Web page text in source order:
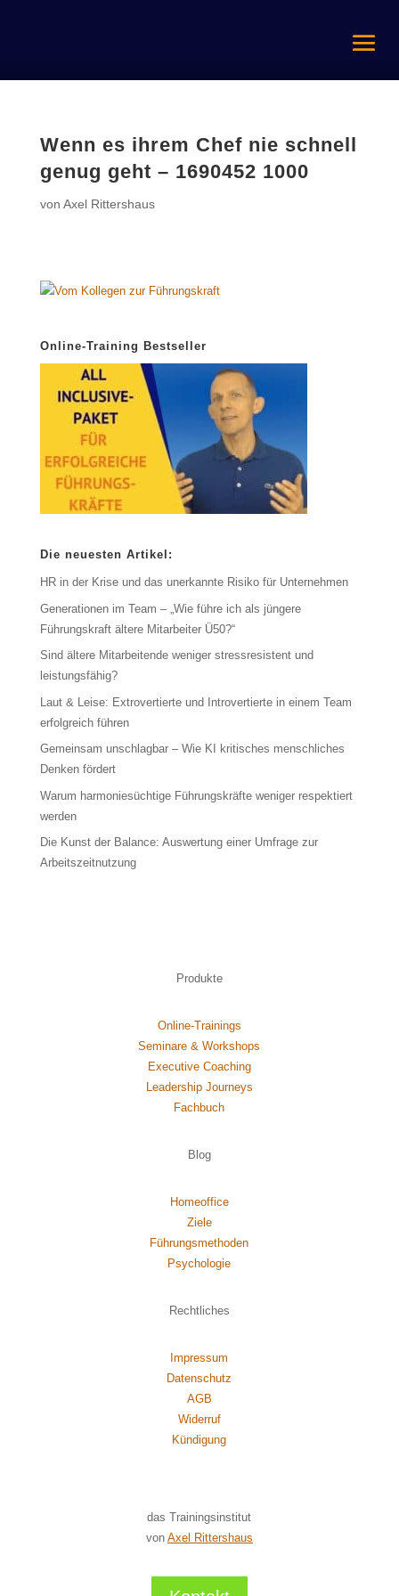
Wenn es ihrem Chef nie schnell
genug geht – 1690452 1000
von Axel Rittershaus
Online-Training Bestseller
Die neuesten Artikel:
HR in der Krise und das unerkannte Risiko für Unternehmen
Generationen im Team – „Wie führe ich als jüngere
Führungskraft ältere Mitarbeiter Ü50?“
Sind ältere Mitarbeitende weniger stressresistent und
leistungsfähig?
Laut & Leise: Extrovertierte und Introvertierte in einem Team
erfolgreich führen
Gemeinsam unschlagbar – Wie KI kritisches menschliches
Denken fördert
Warum harmoniesüchtige Führungskräfte weniger respektiert
werden
Die Kunst der Balance: Auswertung einer Umfrage zur
Arbeitszeitnutzung
Produkte
Online-Trainings
Seminare & Workshops
Executive Coaching
Leadership Journeys
Fachbuch
Blog
Homeoffice
Ziele
Führungsmethoden
Psychologie
Rechtliches
Impressum
Datenschutz
AGB
Widerruf
Kündigung
das Trainingsinstitut
von Axel Rittershaus